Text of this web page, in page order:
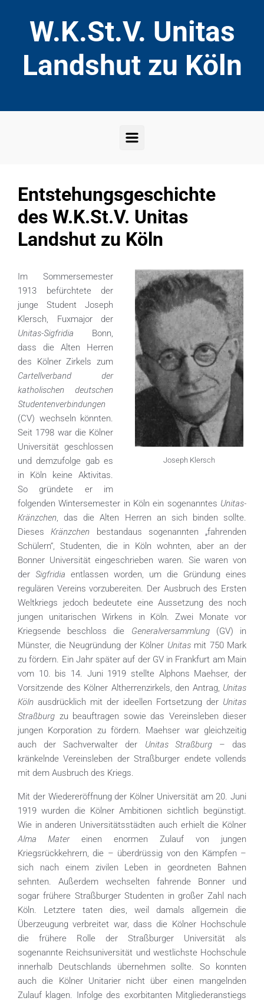
W.K.St.V. Unitas
Landshut zu Köln
Entstehungsgeschichte
des W.K.St.V. Unitas
Landshut zu Köln
Joseph Klersch
Im Sommersemester
1913 befürchtete der
junge Student Joseph
Klersch, Fuxmajor der
Unitas-Sigfridia Bonn,
dass die Alten Herren
des Kölner Zirkels zum
Cartellverband der
katholischen deutschen
Studentenverbindungen
(CV) wechseln könnten.
Seit 1798 war die Kölner
Universität geschlossen
und demzufolge gab es
in Köln keine Aktivitas.
So gründete er im
folgenden Wintersemester in Köln ein sogenanntes Unitas-
Kränzchen, das die Alten Herren an sich binden sollte.
DiesesKränzchen bestandaus sogenannten „fahrenden
Schülern“, Studenten, die in Köln wohnten, aber an der
Bonner Universität eingeschrieben waren. Sie waren von
der Sigfridia entlassen worden, um die Gründung eines
regulären Vereins vorzubereiten. Der Ausbruch des Ersten
Weltkriegs jedoch bedeutete eine Aussetzung des noch
jungen unitarischen Wirkens in Köln. Zwei Monate vor
Kriegsende beschloss die Generalversammlung(GV) in
Münster, die Neugründung der Kölner Unitasmit 750 Mark
zu fördern. Ein Jahr später auf der GV in Frankfurt am Main
vom 10. bis 14. Juni 1919 stellte Alphons Maehser, der
Vorsitzende des Kölner Altherrenzirkels, den Antrag, Unitas
Köln ausdrücklich mit der ideellen Fortsetzung der Unitas
Straßburg zu beauftragen sowie das Vereinsleben dieser
jungen Korporation zu fördern. Maehser war gleichzeitig
auch der Sachverwalter der Unitas Straßburg– das
kränkelnde Vereinsleben der Straßburger endete vollends
mit dem Ausbruch des Kriegs.
Mit der Wiedereröffnung der Kölner Universität am 20. Juni
1919 wurden die Kölner Ambitionen sichtlich begünstigt.
Wie in anderen Universitätsstädten auch erhielt die Kölner
Alma Matereinen enormen Zulauf von jungen
Kriegsrückkehrern, die – überdrüssig von den Kämpfen –
sich nach einem zivilen Leben in geordneten Bahnen
sehnten. Außerdem wechselten fahrende Bonner und
sogar frühere Straßburger Studenten in großer Zahl nach
Köln. Letztere taten dies, weil damals allgemein die
Überzeugung verbreitet war, dass die Kölner Hochschule
die frühere Rolle der Straßburger Universität als
sogenannte Reichsuniversität und westlichste Hochschule
innerhalb Deutschlands übernehmen sollte. So konnten
auch die Kölner Unitarier nicht über einen mangelnden
Zulauf klagen. Infolge des exorbitanten Mitgliederanstiegs